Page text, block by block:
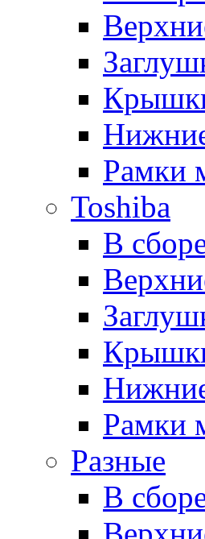
Рамки
Toshiba
В
Рамки
Разные
В